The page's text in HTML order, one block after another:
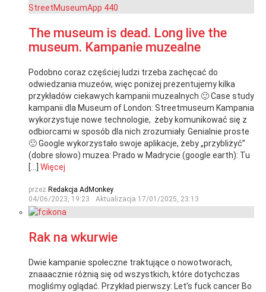
The museum is dead. Long live the
museum. Kampanie muzealne
Podobno coraz częściej ludzi trzeba zachęcać do
odwiedzania muzeów, więc poniżej prezentujemy kilka
przykładów ciekawych kampanii muzealnych 🙂 Case study
kampanii dla Museum of London: Streetmuseum Kampania
wykorzystuje nowe technologie, żeby komunikować się z
odbiorcami w sposób dla nich zrozumiały. Genialnie proste
🙂 Google wykorzystało swoje aplikacje, żeby „przybliżyć”
(dobre słowo) muzea: Prado w Madrycie (google earth): Tu
[…] Więcej
przez Redakcja AdMonkey
04/06/2023, 19:23
Aktualizacja 17/01/2025, 23:13
Rak na wkurwie
Dwie kampanie społeczne traktujące o nowotworach,
znaaacznie różnią się od wszystkich, które dotychczas
mogliśmy oglądać. Przykład pierwszy: Let’s fuck cancer Bo